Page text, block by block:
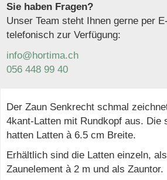
Sie haben Fragen?
Unser Team steht Ihnen gerne per
telefonisch zur Verfügung:
info@hortima.ch
056 448 99 40
Der Zaun Senkrecht schmal
4kant-Latten mit Rundkopf aus. Die
hatten Latten à 6.5 cm Breite.
Erhältlich sind die Latten einzeln,
Zaunelement à 2 m und als Zauntor.